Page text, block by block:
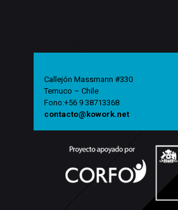
Callejón Massmann #330
Temuco – Chile
Fono:+56 9 38713368
contacto@kowork.net